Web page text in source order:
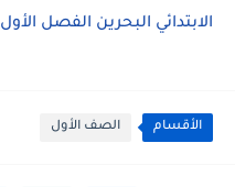
الابتدائي البحرين الفصل الأول 2025
الأقسام الصف الأول